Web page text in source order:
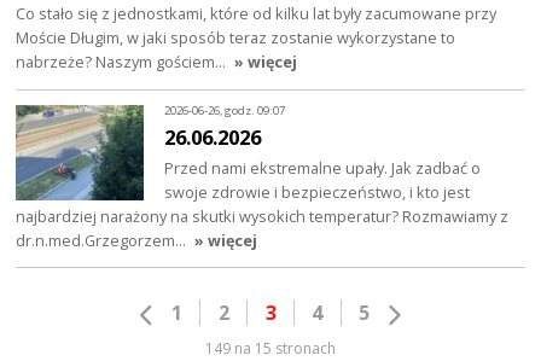
Co stało się z jednostkami, które od kilku lat były zacumowane przy
Moście Długim, w jaki sposób teraz zostanie wykorzystane to
nabrzeże? Naszym gościem… » więcej
2026-06-26, godz. 09:07
26.06.2026
Przed nami ekstremalne upały. Jak zadbać o
swoje zdrowie i bezpieczeństwo, i kto jest
najbardziej narażony na skutki wysokich temperatur? Rozmawiamy z
dr.n.med.Grzegorzem… » więcej
1 2 3 4 5
149 na 15 stronach